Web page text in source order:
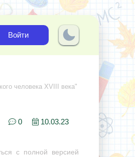
Войти
человека XVIII века"
0 10.03.23
с полной версией